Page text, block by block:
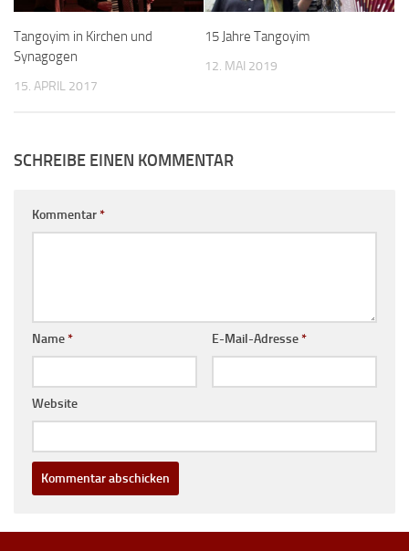
Tangoyim in Kirchen und
Synagogen
15. APRIL 2017
15 Jahre Tangoyim
12. MAI 2019
SCHREIBE EINEN KOMMENTAR
Kommentar*
Name* E-Mail-Adresse*
Website